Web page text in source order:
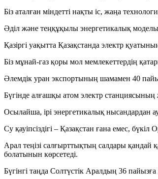
Біз аталған міндетті нақты іс, жаңа
Әділ және теңқұқылы энергетикалық
Қазіргі уақытта Қазақстанда электр
Біз мұнай-газ қоры мол мемлекеттердің
Әлемдік уран экспортының шамамен 40
Бүгінде алғашқы атом электр
Осылайша, ірі энергетикалық нысандардан
Су қауіпсіздігі – Қазақстан ғана емес,
Арал теңізі салғырттықтың салдары қандай
болатынын көрсетеді.
Бүгінгі таңда Солтүстік Аралдың 36